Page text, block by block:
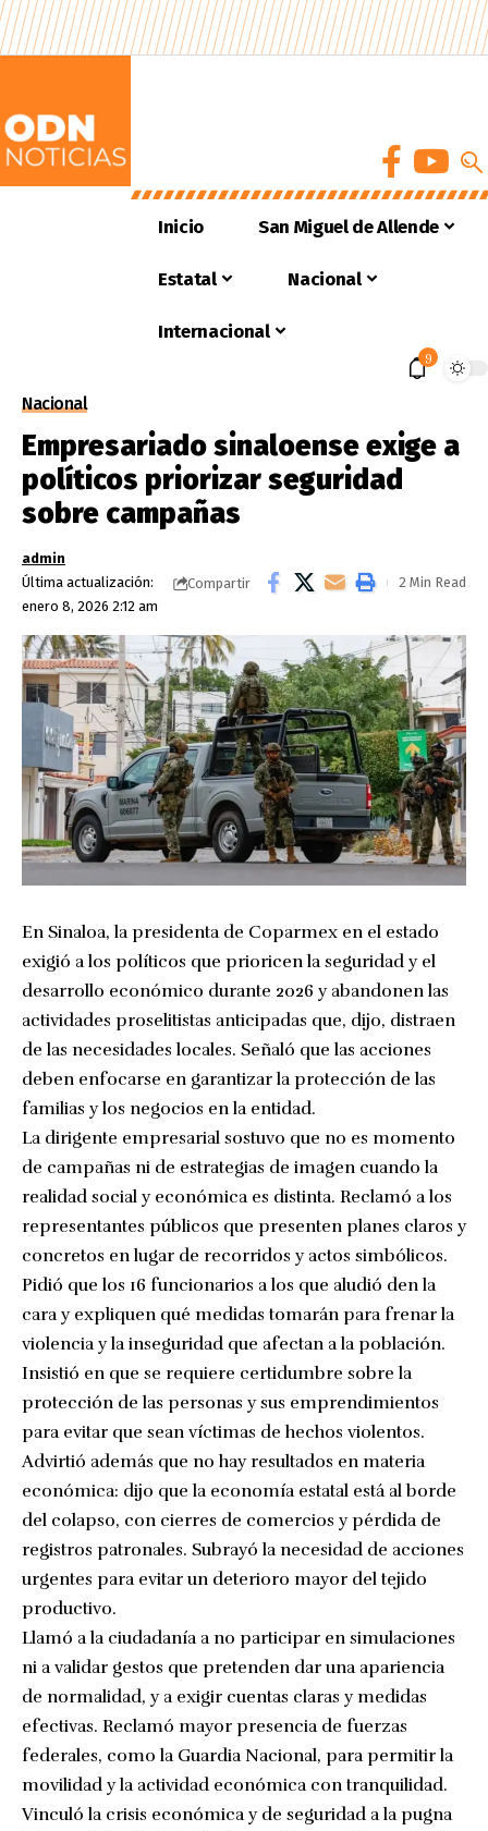
Inicio San Miguel de Allende
Estatal Nacional
Internacional
9
Nacional
Empresariado sinaloense exige a
políticos priorizar seguridad
sobre campañas
Última actualización:
enero 8, 2026 2:12 am
admin
Compartir
2 Min Read
En Sinaloa, la presidenta de Coparmex en el estado
exigió a los políticos que prioricen la seguridad y el
desarrollo económico durante 2026 y abandonen las
actividades proselitistas anticipadas que, dijo, distraen
de las necesidades locales. Señaló que las acciones
deben enfocarse en garantizar la protección de las
familias y los negocios en la entidad.
La dirigente empresarial sostuvo que no es momento
de campañas ni de estrategias de imagen cuando la
realidad social y económica es distinta. Reclamó a los
representantes públicos que presenten planes claros y
concretos en lugar de recorridos y actos simbólicos.
Pidió que los 16 funcionarios a los que aludió den la
cara y expliquen qué medidas tomarán para frenar la
violencia y la inseguridad que afectan a la población.
Insistió en que se requiere certidumbre sobre la
protección de las personas y sus emprendimientos
para evitar que sean víctimas de hechos violentos.
Advirtió además que no hay resultados en materia
económica: dijo que la economía estatal está al borde
del colapso, con cierres de comercios y pérdida de
registros patronales. Subrayó la necesidad de acciones
urgentes para evitar un deterioro mayor del tejido
productivo.
Llamó a la ciudadanía a no participar en simulaciones
ni a validar gestos que pretenden dar una apariencia
de normalidad, y a exigir cuentas claras y medidas
efectivas. Reclamó mayor presencia de fuerzas
federales, como la Guardia Nacional, para permitir la
movilidad y la actividad económica con tranquilidad.
Vinculó la crisis económica y de seguridad a la pugna